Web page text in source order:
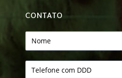
CONTATO